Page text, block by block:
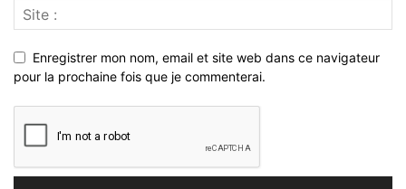
Enregistrer mon nom, email et site web dans ce navigateur
pour la prochaine fois que je commenterai.